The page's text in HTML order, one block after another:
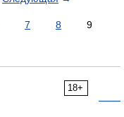
7 8
9
18+